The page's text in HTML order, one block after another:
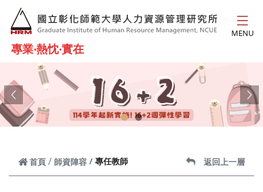
跳到主要內容
專業‧熱忱‧實在
MENU
Previous
首頁 師資陣容 專任教師 返回上一層